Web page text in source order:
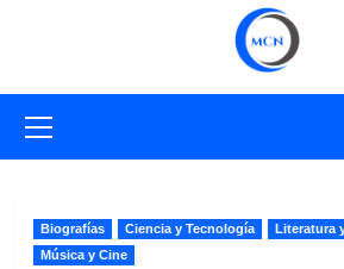
primario
Biografías Ciencia y Tecnología
Literatura
Música y Cine